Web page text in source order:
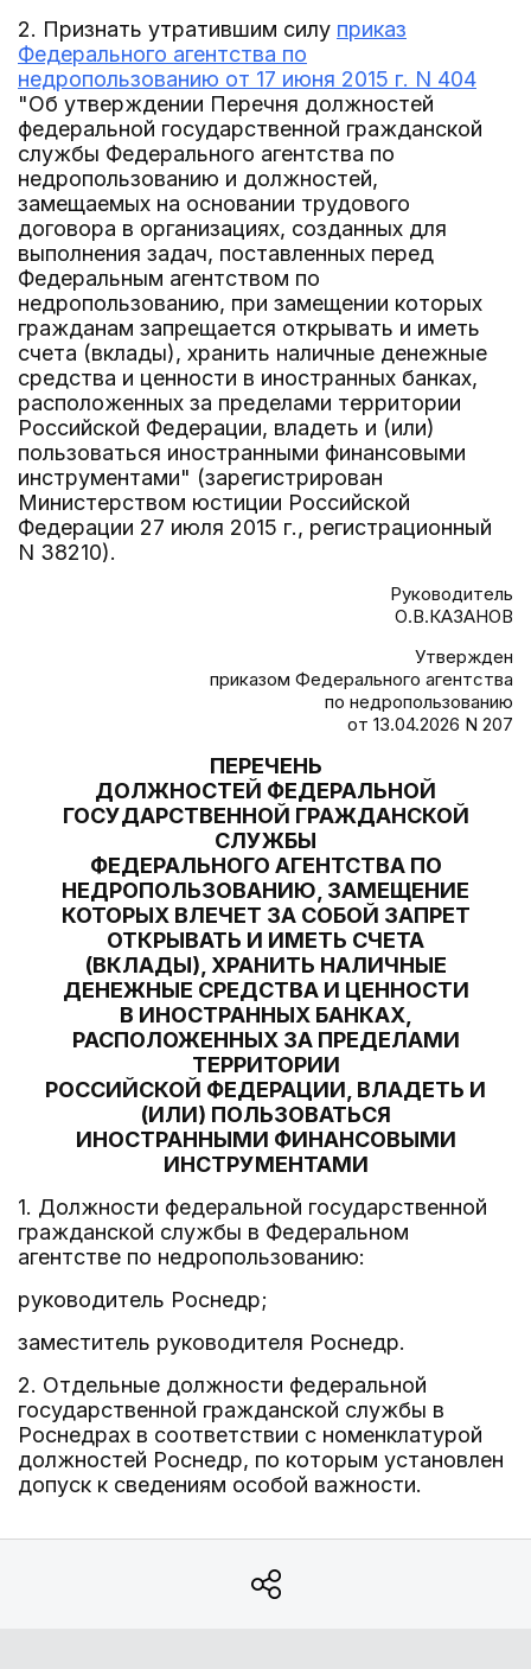
2. Признать утратившим силу приказ
Федерального агентства по
недропользованию от 17 июня 2015 г. N 404
"Об утверждении Перечня должностей
федеральной государственной гражданской
службы Федерального агентства по
недропользованию и должностей,
замещаемых на основании трудового
договора в организациях, созданных для
выполнения задач, поставленных перед
Федеральным агентством по
недропользованию, при замещении которых
гражданам запрещается открывать и иметь
счета (вклады), хранить наличные денежные
средства и ценности в иностранных банках,
расположенных за пределами территории
Российской Федерации, владеть и (или)
пользоваться иностранными финансовыми
инструментами" (зарегистрирован
Министерством юстиции Российской
Федерации 27 июля 2015 г., регистрационный
N 38210).
Руководитель
О.В.КАЗАНОВ
Утвержден
приказом Федерального агентства
по недропользованию
от 13.04.2026 N 207
ПЕРЕЧЕНЬ
ДОЛЖНОСТЕЙ ФЕДЕРАЛЬНОЙ
ГОСУДАРСТВЕННОЙ ГРАЖДАНСКОЙ
СЛУЖБЫ
ФЕДЕРАЛЬНОГО АГЕНТСТВА ПО
НЕДРОПОЛЬЗОВАНИЮ, ЗАМЕЩЕНИЕ
КОТОРЫХ ВЛЕЧЕТ ЗА СОБОЙ ЗАПРЕТ
ОТКРЫВАТЬ И ИМЕТЬ СЧЕТА
(ВКЛАДЫ), ХРАНИТЬ НАЛИЧНЫЕ
ДЕНЕЖНЫЕ СРЕДСТВА И ЦЕННОСТИ
В ИНОСТРАННЫХ БАНКАХ,
РАСПОЛОЖЕННЫХ ЗА ПРЕДЕЛАМИ
ТЕРРИТОРИИ
РОССИЙСКОЙ ФЕДЕРАЦИИ, ВЛАДЕТЬ И
(ИЛИ) ПОЛЬЗОВАТЬСЯ
ИНОСТРАННЫМИ ФИНАНСОВЫМИ
ИНСТРУМЕНТАМИ
1. Должности федеральной государственной
гражданской службы в Федеральном
агентстве по недропользованию:
руководитель Роснедр;
заместитель руководителя Роснедр.
2. Отдельные должности федеральной
государственной гражданской службы в
Роснедрах в соответствии с номенклатурой
должностей Роснедр, по которым установлен
допуск к сведениям особой важности.